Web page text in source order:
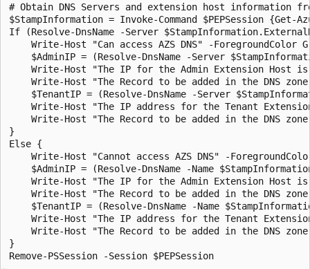
# Obtain DNS Servers and extension host information
$StampInformation = Invoke-Command $PEPSession
If (Resolve-DnsName -Server
Write-Host "Can access AZS DNS" -ForegroundColor
$AdminIP = (Resolve-DnsName -Server
Write-Host "The IP for the Admin Extension Host
Write-Host "The Record to be added in the DNS
$TenantIP = (Resolve-DnsName -Server
Write-Host "The IP address for the Tenant
Write-Host "The Record to be added in the DNS
}
Else {
Write-Host "Cannot access AZS DNS" -
$AdminIP = (Resolve-DnsName -Name
Write-Host "The IP for the Admin Extension Host
Write-Host "The Record to be added in the DNS
$TenantIP = (Resolve-DnsName -Name
Write-Host "The IP address for the Tenant
Write-Host "The Record to be added in the DNS
}